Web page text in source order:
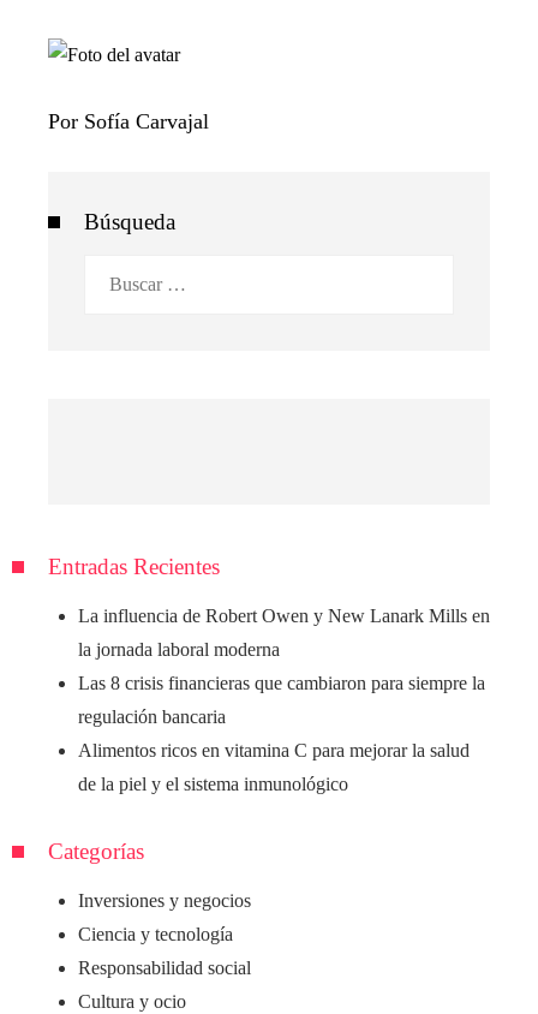
Por Sofía Carvajal
Búsqueda
Entradas Recientes
La influencia de Robert Owen y New Lanark Mills en
la jornada laboral moderna
Las 8 crisis financieras que cambiaron para siempre la
regulación bancaria
Alimentos ricos en vitamina C para mejorar la salud
de la piel y el sistema inmunológico
Categorías
Inversiones y negocios
Ciencia y tecnología
Responsabilidad social
Cultura y ocio